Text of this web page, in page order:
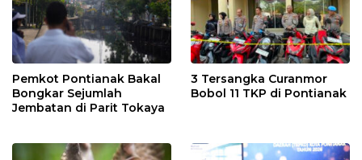
Pemkot Pontianak Bakal
Bongkar Sejumlah
Jembatan di Parit Tokaya
3 Tersangka Curanmor
Bobol 11 TKP di Pontianak